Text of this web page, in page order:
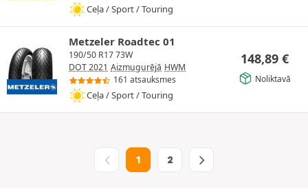
Ceļa / Sport / Touring
Metzeler Roadtec 01
190/50 R17 73W
DOT 2021 Aizmugurējā HWM
161 atsauksmes
Ceļa / Sport / Touring
148,89 €
Noliktavā
1 2